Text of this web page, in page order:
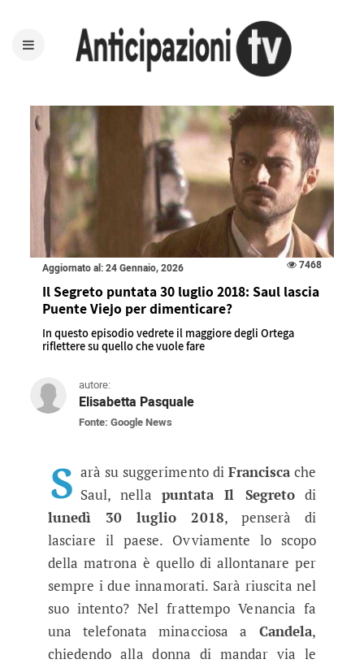
Aggiornato al: 24 Gennaio, 2026 7468
Il Segreto puntata 30 luglio 2018: Saul lascia
Puente Viejo per dimenticare?
In questo episodio vedrete il maggiore degli Ortega
riflettere su quello che vuole fare
autore:
Elisabetta Pasquale
Fonte: Google News
Il Segreto puntata 30 luglio
S arà su suggerimento di Franciscache
Saul, nella puntata Il Segreto di
lunedì 30 luglio 2018, penserà di
lasciare il paese. Ovviamente lo scopo
della matrona è quello di allontanare per
sempre i due innamorati. Sarà riuscita nel
suo intento? Nel frattempo Venancia fa
una telefonata minacciosa a Candela,
chiedendo alla donna di mandar via le